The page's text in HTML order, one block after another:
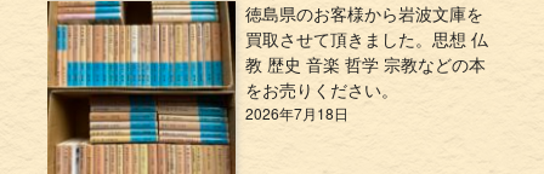
徳島県のお客様から岩波文庫を
買取させて頂きました。思想 仏
教 歴史 音楽 哲学 宗教などの本
をお売りください。
2026年7月18日